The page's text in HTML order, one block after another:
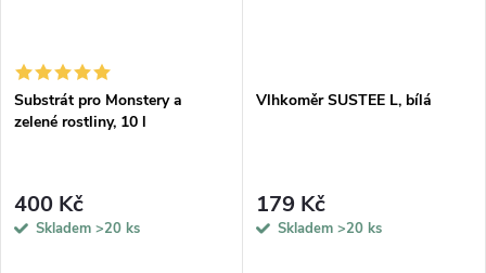
Substrát pro Monstery a
zelené rostliny, 10 l
400 Kč
Skladem >20 ks
Vlhkoměr SUSTEE L, bílá
179 Kč
Skladem >20 ks